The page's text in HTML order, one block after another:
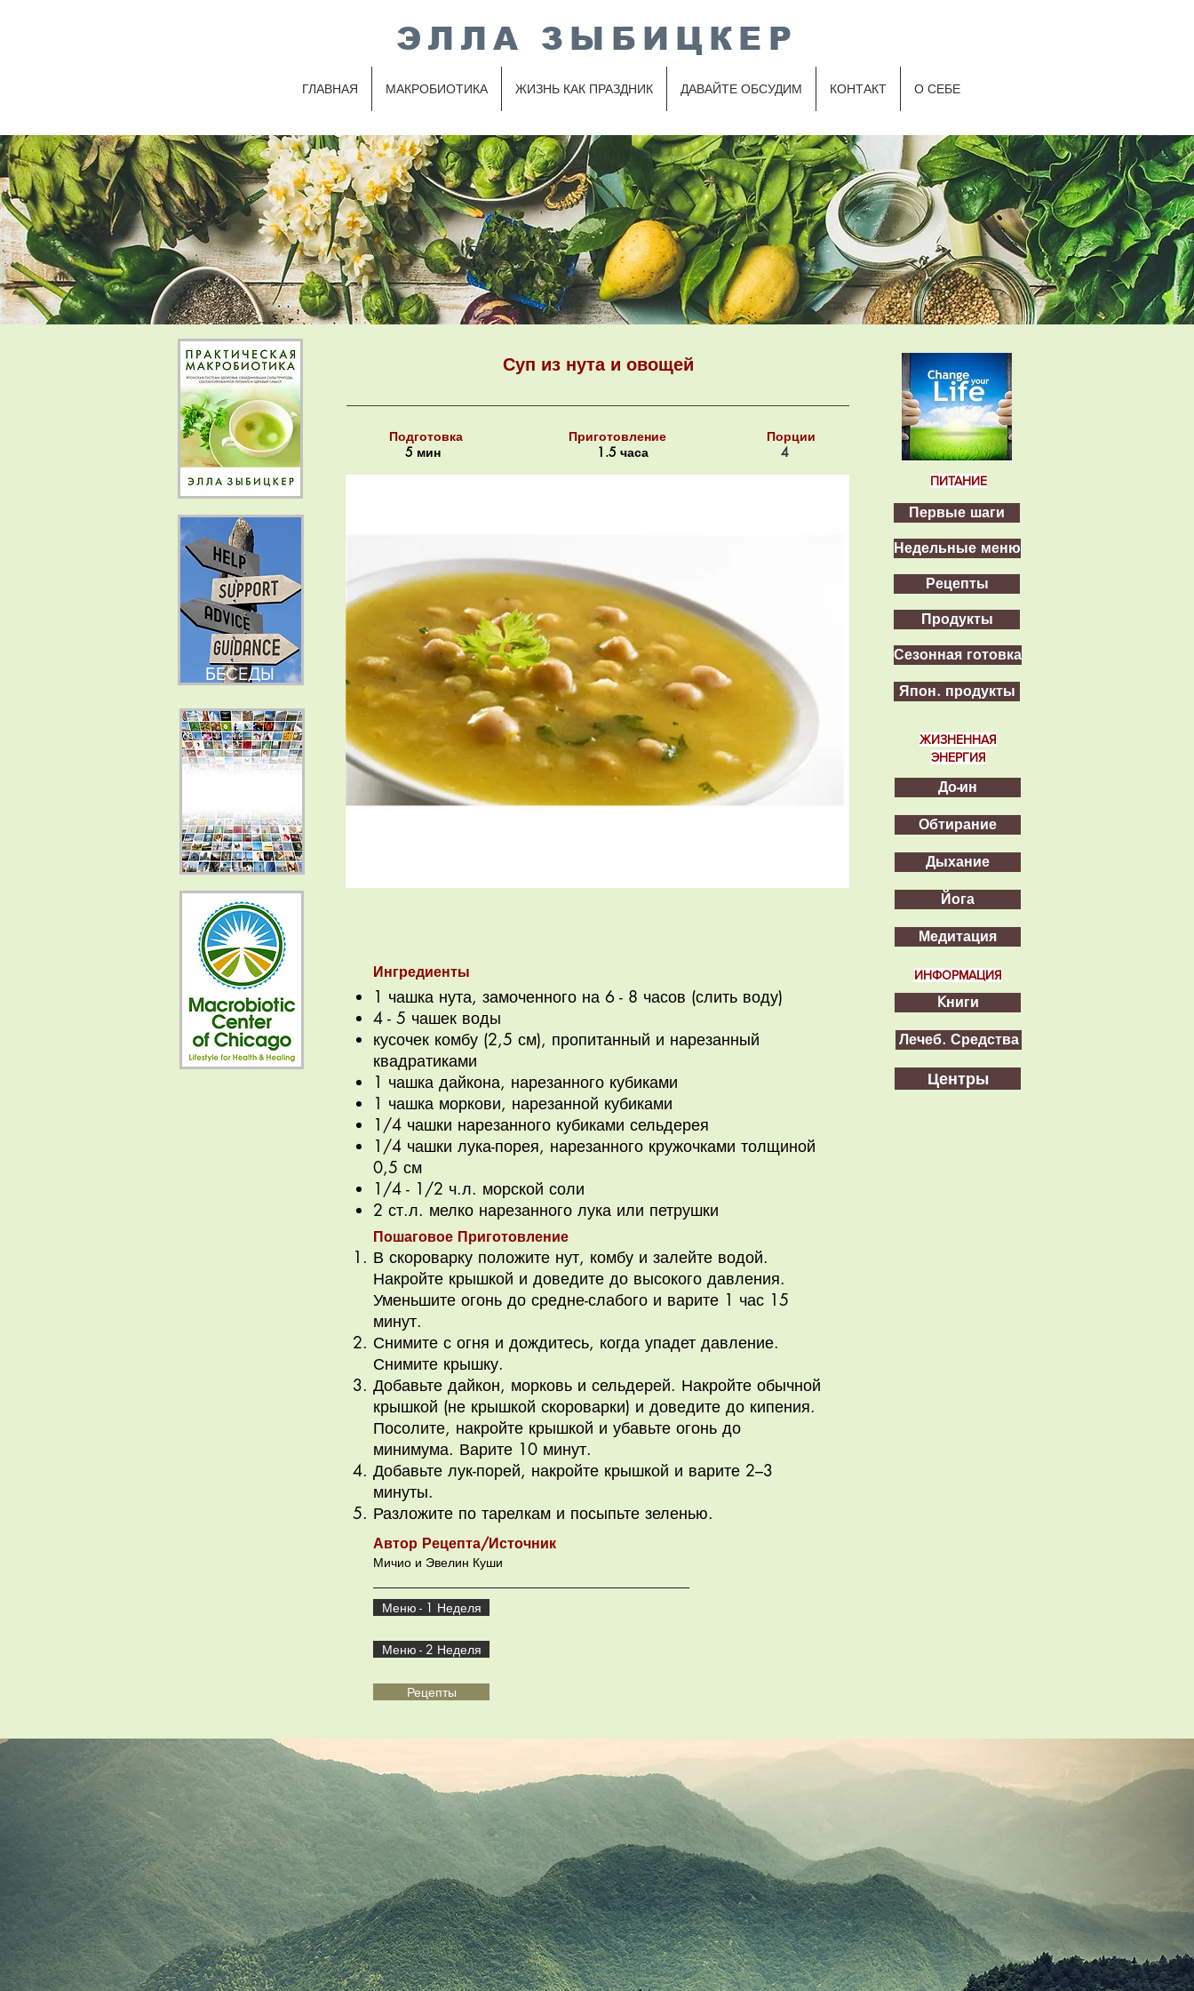
ЭЛЛА ЗЫБИЦКЕР
ГЛАВНАЯ МАКРОБИОТИКА ЖИЗНЬ КАК ПРАЗДНИК ДАВАЙТЕ ОБСУДИМ КОНТАКТ О СЕБЕ
БЕСЕДЫ
Суп из нута и овощей
Подготовка
5 мин
Приготовление
1.5 часа
Порции
4
Ингредиенты
1 чашка нута, замоченного на 6 - 8 часов (слить воду)
4 - 5 чашек воды
кусочек комбу (2,5 см), пропитанный и нарезанный
квадратиками
1 чашка дайкона, нарезанного кубиками
1 чашка моркови, нарезанной кубиками
1/4 чашки нарезанного кубиками сельдерея
1/4 чашки лука-порея, нарезанного кружочками толщиной
0,5 см
1/4 - 1/2 ч.л. морской соли
2 ст.л. мелко нарезанного лука или петрушки
Пошаговое Приготовление
В скороварку положите нут, комбу и залейте водой.
Накройте крышкой и доведите до высокого давления.
Уменьшите огонь до средне-слабого и варите 1 час 15
минут.
Снимите с огня и дождитесь, когда упадет давление.
Снимите крышку.
Добавьте дайкон, морковь и сельдерей. Накройте обычной
крышкой (не крышкой скороварки) и доведите до кипения.
Посолите, накройте крышкой и убавьте огонь до
минимума. Варите 10 минут.
Добавьте лук-порей, накройте крышкой и варите 2–3
минуты.
Разложите по тарелкам и посыпьте зеленью.
Автор Рецепта/Источник
Мичио и Эвелин Куши
Меню - 1 Неделя
Меню - 2 Неделя
Рецепты
ПИТАНИЕ
Первые шаги
Недельные меню
Рецепты
Продукты
Сезонная готовка
Япон. продукты
ЖИЗНЕННАЯ
ЭНЕРГИЯ
До-ин
Обтирание
Дыхание
Йога
Медитация
ИНФОРМАЦИЯ
Kниги
Лечеб. Средства
Центры